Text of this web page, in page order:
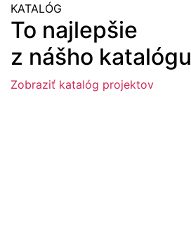
KATALÓG
To najlepšie
z nášho katalógu
Zobraziť katalóg projektov